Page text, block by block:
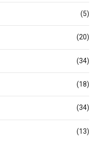
(5)
(20)
(34)
(18)
(34)
(13)